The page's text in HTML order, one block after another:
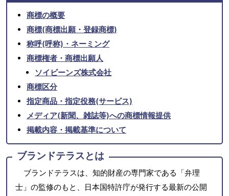
商標の概要
商標(商標出願・登録商標)
称呼(呼称)・ネーミング
商標権者・商標出願人
ソイビーンズ株式会社
商標区分
指定商品・指定役務(サービス)
メディア(新聞、雑誌等)への商標情報提供
掲載内容・掲載基準について
ブランドテラスとは
ブランドテラスは、知的財産の専門家である「弁理
士」の監修のもと、日本国特許庁が発行する最新の公開